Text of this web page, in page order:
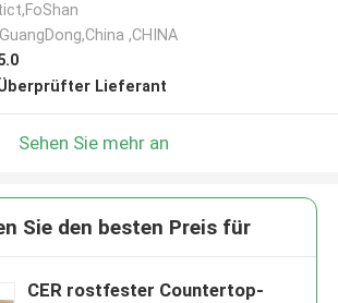
,CHINA
Lieferant
Sehen Sie mehr an
Sie den besten Preis für
CER rostfester Countertop-